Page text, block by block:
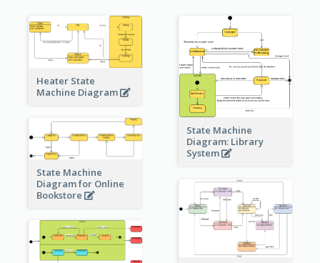
Heater State
Machine Diagram
State Machine
Diagram: Library
System
State Machine
Diagram for Online
Bookstore